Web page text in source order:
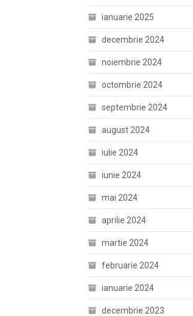
ianuarie 2025
decembrie 2024
noiembrie 2024
octombrie 2024
septembrie 2024
august 2024
iulie 2024
iunie 2024
mai 2024
aprilie 2024
martie 2024
februarie 2024
ianuarie 2024
decembrie 2023